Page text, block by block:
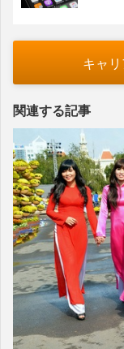
キャ
関連する記事